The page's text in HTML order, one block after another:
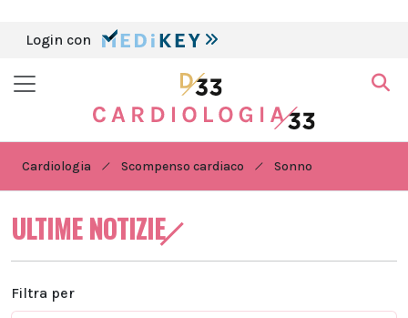
Login con
Cardiologia Scompenso cardiaco Sonno
ULTIME NOTIZIE
Filtra per